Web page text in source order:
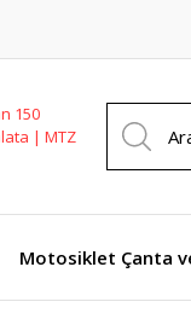
Motosiklet Çanta